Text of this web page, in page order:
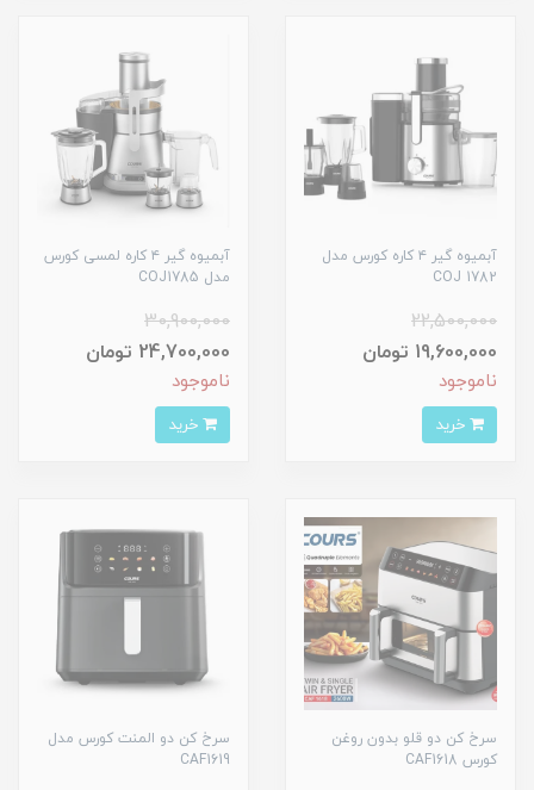
آبمیوه گیر ۴ کاره کورس مدل
COJ 1782
22,500,000
19,600,000 تومان
ناموجود
آبمیوه گیر ۴ کاره لمسی کورس
مدل COJ1785
30,900,000
24,700,000 تومان
ناموجود
سرخ کن دو قلو بدون روغن
کورس CAF1618
سرخ کن دو المنت کورس مدل
CAF1619